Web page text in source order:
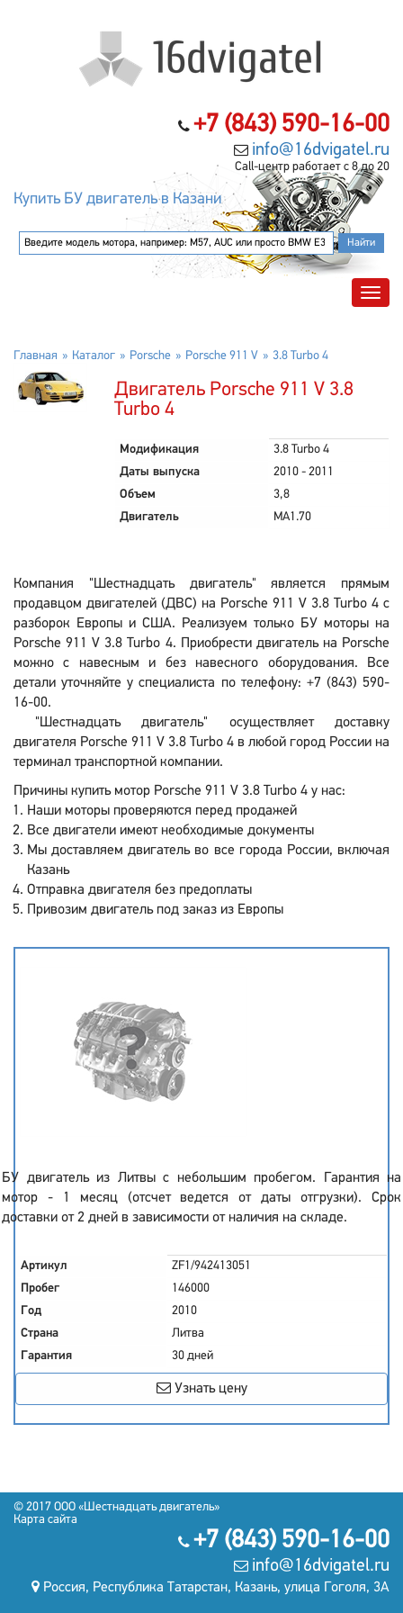
+7 (843) 590-16-00
info@16dvigatel.ru
Call-центр работает с 8 до 20
Купить БУ двигатель в Казани
Главная Каталог Porsche Porsche 911 V 3.8 Turbo 4
Двигатель Porsche 911 V 3.8
Turbo 4
Модификация
3.8 Turbo 4
Даты выпуска
2010 - 2011
Объем
3,8
Двигатель
MA1.70
Компания "Шестнадцать двигатель" является прямым
продавцом двигателей (ДВС) на Porsche 911 V 3.8 Turbo 4 с
разборок Европы и США. Реализуем только БУ моторы на
Porsche 911 V 3.8 Turbo 4. Приобрести двигатель на Porsche
можно с навесным и без навесного оборудования. Все
детали уточняйте у специалиста по телефону: +7 (843) 590-
16-00.
"Шестнадцать двигатель" осуществляет доставку
двигателя Porsche 911 V 3.8 Turbo 4 в любой город России на
терминал транспортной компании.
Причины купить мотор Porsche 911 V 3.8 Turbo 4 у нас:
Наши моторы проверяются перед продажей
Все двигатели имеют необходимые документы
Мы доставляем двигатель во все города России, включая
Казань
Отправка двигателя без предоплаты
Привозим двигатель под заказ из Европы
БУ двигатель из Литвы с небольшим пробегом. Гарантия на
мотор - 1 месяц (отсчет ведется от даты отгрузки). Срок
доставки от 2 дней в зависимости от наличия на складе.
Артикул
ZF1/942413051
Пробег
146000
Год
2010
Страна
Литва
Гарантия
30 дней
Узнать цену
© 2017 OOO «Шестнадцать двигатель»
Карта сайта
+7 (843) 590-16-00
info@16dvigatel.ru
Россия, Республика Татарстан, Казань, улица Гоголя, 3А